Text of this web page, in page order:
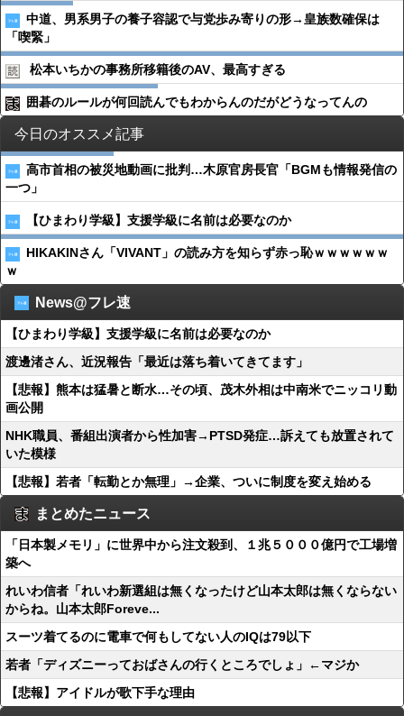
中道、男系男子の養子容認で与党歩み寄りの形→皇族数確保は
「喫緊」
松本いちかの事務所移籍後のAV、最高すぎる
囲碁のルールが何回読んでもわからんのだがどうなってんの
今日のオススメ記事
高市首相の被災地動画に批判…木原官房長官「BGMも情報発信の
一つ」
【ひまわり学級】支援学級に名前は必要なのか
HIKAKINさん「VIVANT」の読み方を知らず赤っ恥ｗｗｗｗｗｗ
ｗ
News@フレ速
【ひまわり学級】支援学級に名前は必要なのか
渡邊渚さん、近況報告「最近は落ち着いてきてます」
【悲報】熊本は猛暑と断水…その頃、茂木外相は中南米でニッコリ動
画公開
NHK職員、番組出演者から性加害→PTSD発症…訴えても放置されて
いた模様
【悲報】若者「転勤とか無理」→企業、ついに制度を変え始める
まとめたニュース
「日本製メモリ」に世界中から注文殺到、１兆５０００億円で工場増
築へ
れいわ信者「れいわ新選組は無くなったけど山本太郎は無くならない
からね。山本太郎Foreve...
スーツ着てるのに電車で何もしてない人のIQは79以下
若者「ディズニーっておばさんの行くところでしょ」←マジか
【悲報】アイドルが歌下手な理由